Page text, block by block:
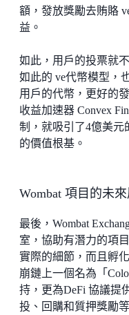
額，發放獎勵去賄賂
益。
如此，用戶的投票就
如此的 ve代幣模型，
用戶的代幣，更好的
收益加速器 Convex
制，就吸引了4億美元
的價值根基。
Wombat 項目的未
最後，Wombat
室，協助有潛力的項
實際的細節，而且孵
崩鏈上一個名為「
持，更為DeFi 協議提
投、回購和質押獎勵